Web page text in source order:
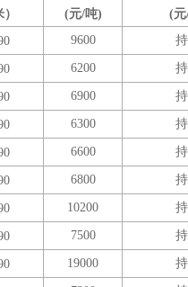
(元/吨)
(
9600
6200
6900
6300
6600
6800
10200
7500
19000